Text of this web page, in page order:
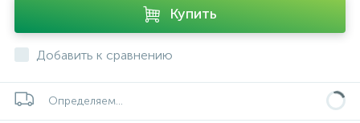
Купить
Добавить к сравнению
Определяем...